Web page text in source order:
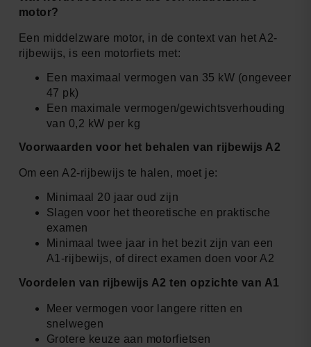
motor?
Een middelzware motor, in de context van het A2-
rijbewijs, is een motorfiets met:
Een maximaal vermogen van 35 kW (ongeveer
47 pk)
Een maximale vermogen/gewichtsverhouding
van 0,2 kW per kg
Voorwaarden voor het behalen van rijbewijs A2
Om een A2-rijbewijs te halen, moet je:
Minimaal 20 jaar oud zijn
Slagen voor het theoretische en praktische
examen
Minimaal twee jaar in het bezit zijn van een
A1-rijbewijs, of direct examen doen voor A2
Voordelen van rijbewijs A2 ten opzichte van A1
Meer vermogen voor langere ritten en
snelwegen
Grotere keuze aan motorfietsen